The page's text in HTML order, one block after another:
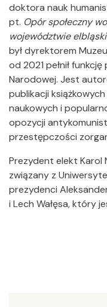
doktora nauk
pt. Opór społeczny
województwie
był dyrektorem
od 2021 pełnił
Narodowej. Jest
publikacji
naukowych i
opozycji
przestępczości
Prezydent elekt Karol
związany z
prezydenci
i Lech Wałęsa, który